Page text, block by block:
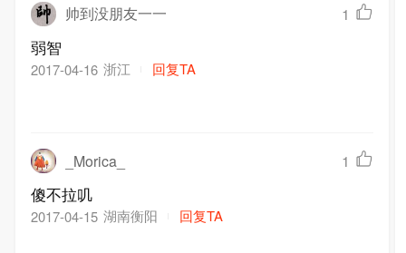
帅到没朋友一一 1
弱智
2017-04-16 浙江 回复TA
_Morica_ 1
傻不拉叽
2017-04-15 湖南衡阳 回复TA